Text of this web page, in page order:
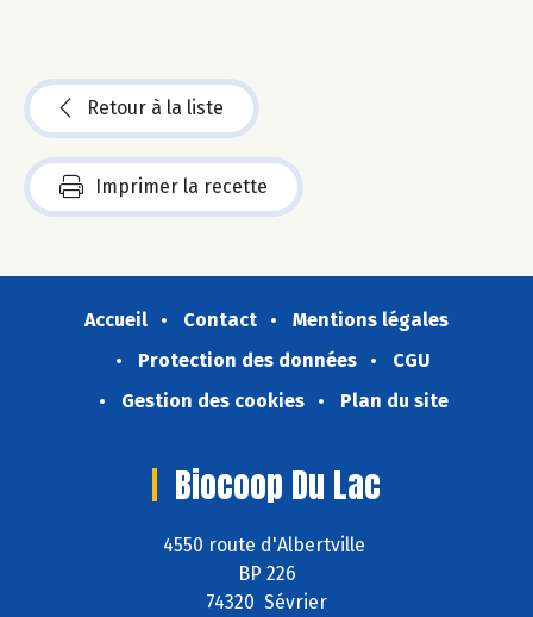
Retour à la liste
Imprimer la recette
Accueil Contact
Mentions légales
Protection des données
CGU
Gestion des cookies
Plan du site
Biocoop Du Lac
4550 route d'Albertville
BP 226
74320 Sévrier